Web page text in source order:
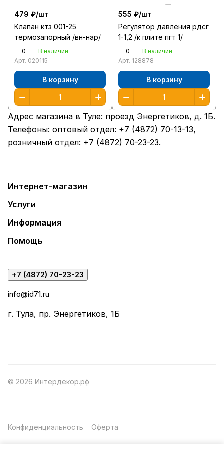
479 ₽/шт
Клапан ктз 001-25
термозапорный /вн-нар/
0
В наличии
Арт. 020115
В корзину
555 ₽/шт
Регулятор давления рдсг
1-1,2 /к плите пгт 1/
0
В наличии
Арт. 128878
В корзину
Адрес магазина в Туле: проезд Энергетиков, д. 1Б.
Телефоны: оптовый отдел: +7 (4872) 70-13-13,
розничный отдел: +7 (4872) 70-23-23.
Интернет-магазин
Услуги
Информация
Помощь
+7 (4872) 70-23-23
info@id71.ru
г. Тула, пр. Энергетиков, 1Б
© 2026 Интердекор.рф
Конфиденциальность Оферта